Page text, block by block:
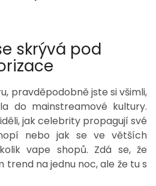
skrývá pod
pravděpodobně jste si všimli,
do mainstreamové kultury.
jak celebrity propagují své
nebo jak se ve větších
vape shopů. Zdá se, že
na jednu noc, ale že tu s